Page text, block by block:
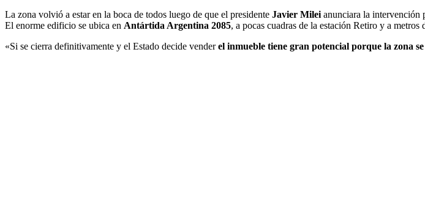
La zona volvió a estar en la boca de todos luego de que el presidente Javier Mileianunciara la intervención
El enorme edificio se ubica en Antártida Argentina 2085, a pocas cuadras de la estación Retiro y a
«Si se cierra definitivamente y el Estado decide venderel inmueble tiene gran potencial porque la zona